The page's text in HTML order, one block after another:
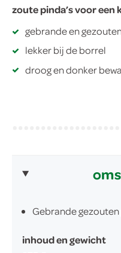
zoute pinda’s voor
gebrande en
lekker bij de borrel
droog en donker
Gebrande
inhoud en gewicht